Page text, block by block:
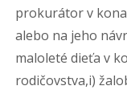
prokurátor v
alebo na jeho
maloleté dieťa v
rodičovstva,i)